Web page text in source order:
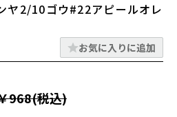
ヤ2/10ゴウ#22アピールオレ
お気に入りに追加
968(税込)